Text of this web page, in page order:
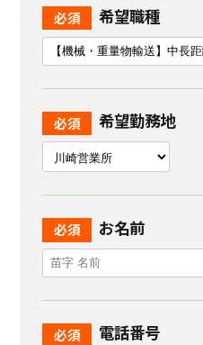
希望職種
希望勤務地
お名前
電話番号